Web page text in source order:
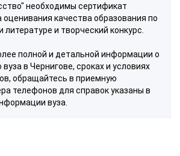
необходимы сертификат
оценивания качества образования по
литературе и творческий конкурс.
полной и детальной информации о
в Чернигове, сроках и условиях
обращайтесь в приемную
телефонов для справок указаны в
вуза.